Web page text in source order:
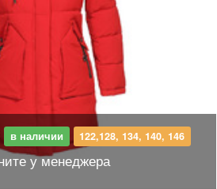
в наличии 122,128, 134, 140, 146
у менеджера